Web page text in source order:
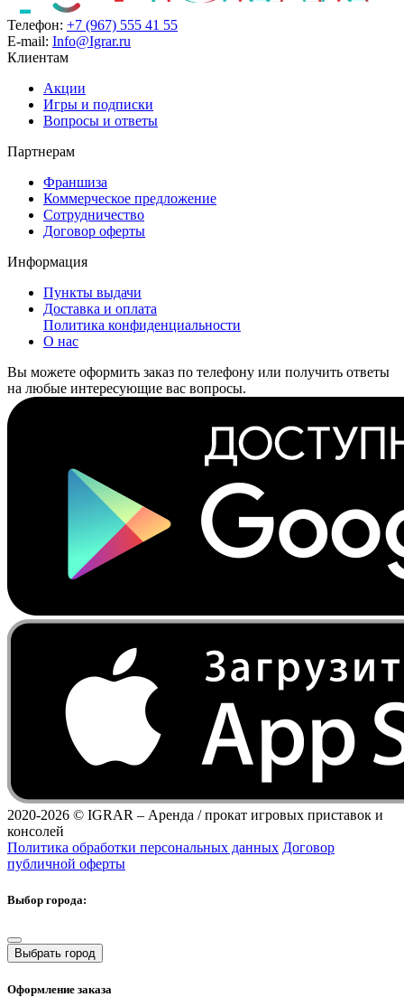
Телефон: +7 (967) 555 41 55
E-mail: Info@Igrar.ru
Клиентам
Акции
Игры и подписки
Вопросы и ответы
Партнерам
Франшиза
Коммерческое предложение
Сотрудничество
Договор оферты
Информация
Пункты выдачи
Доставка и оплата
Политика конфиденциальности
О нас
Вы можете оформить заказ по телефону или получить ответы
на любые интересующие вас вопросы.
2020-2026 © IGRAR – Аренда / прокат игровых приставок и
консолей
Политика обработки персональных данных Договор
публичной оферты
Выбор города:
Выбрать город
Оформление заказа